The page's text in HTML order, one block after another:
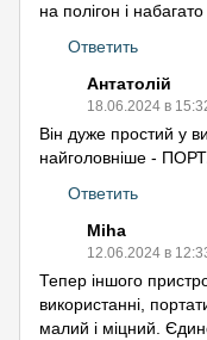
на полігон і
Ответить
Антатолій
18.06.2024 в
Він дуже простий у
найголовніше -
Ответить
Miha
12.06.2024 в
Тепер іншого
використанні,
малий і міцний.